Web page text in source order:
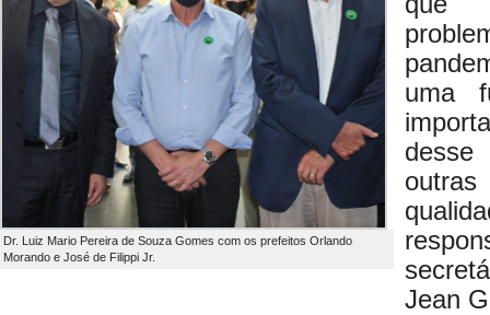
Dr. Luiz Mario Pereira de Souza Gomes com os prefeitos Orlando
Morando e José de Filippi Jr.
uma
Jean